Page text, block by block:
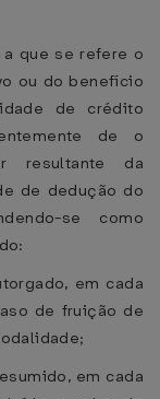
que se refere o
ou do benefício
de crédito
de o
resultante da
de dedução do
se como
em cada
de fruição de
em cada